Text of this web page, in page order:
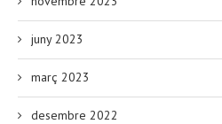
juny 2023
març 2023
desembre 2022